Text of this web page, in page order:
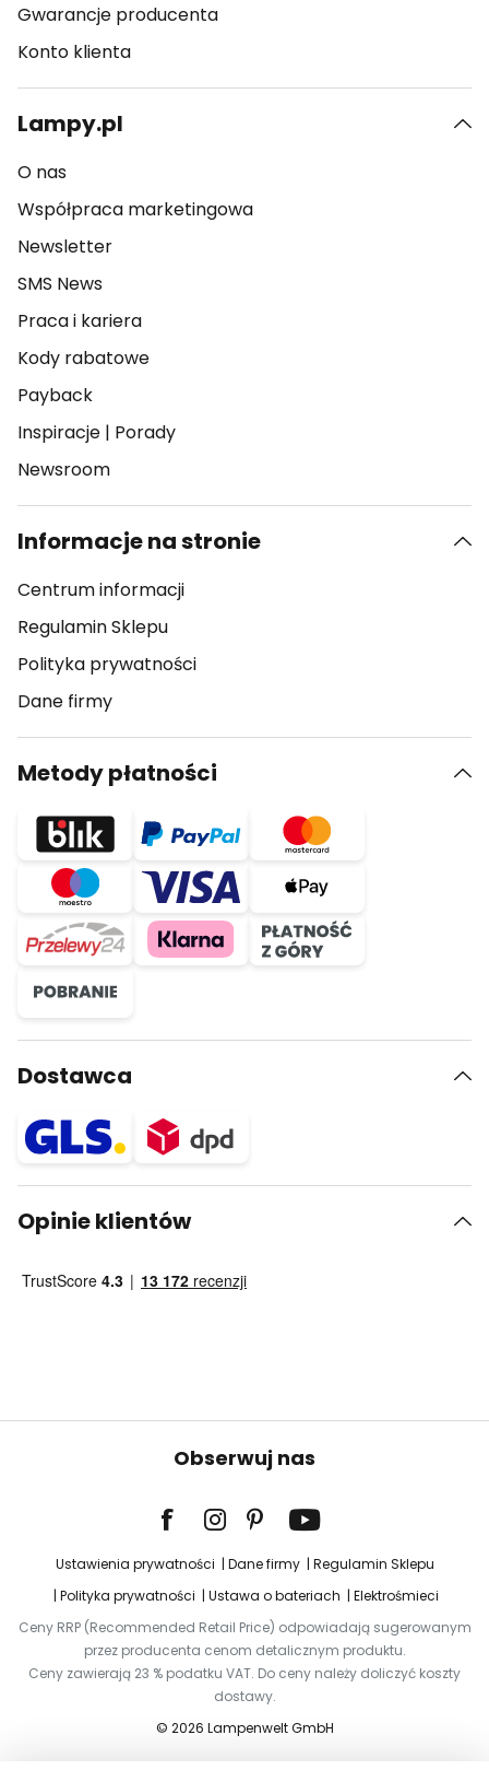
Gwarancje producenta
Konto klienta
Lampy.pl
O nas
Współpraca marketingowa
Newsletter
SMS News
Praca i kariera
Kody rabatowe
Payback
Inspiracje | Porady
Newsroom
Informacje na stronie
Centrum informacji
Regulamin Sklepu
Polityka prywatności
Dane firmy
Metody płatności
Dostawca
Opinie klientów
Obserwuj nas
Ustawienia prywatności Dane firmy
Regulamin Sklepu
Polityka prywatności
Ustawa o bateriach
Elektrośmieci
Ceny RRP (Recommended Retail Price) odpowiadają sugerowanym
przez producenta cenom detalicznym produktu.
Ceny zawierają 23 % podatku VAT. Do ceny należy doliczyć koszty
dostawy.
© 2026 Lampenwelt GmbH